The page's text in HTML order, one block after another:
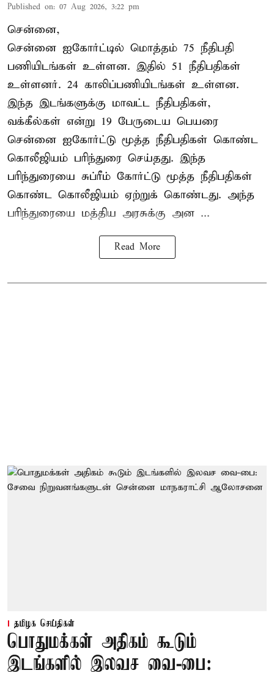
Published on: 07 Aug 2026, 3:22 pm
சென்னை,
சென்னை ஐகோர்ட்டில் மொத்தம் 75 நீதிபதி
பணியிடங்கள் உள்ளன. இதில் 51 நீதிபதிகள்
உள்ளனர். 24 காலிப்பணியிடங்கள் உள்ளன.
இந்த இடங்களுக்கு மாவட்ட நீதிபதிகள்,
வக்கீல்கள் என்று 19 பேருடைய பெயரை
சென்னை ஐகோர்ட்டு மூத்த நீதிபதிகள் கொண்ட
கொலீஜியம் பரிந்துரை செய்தது. இந்த
பரிந்துரையை சுப்ரீம் கோர்ட்டு மூத்த நீதிபதிகள்
கொண்ட கொலீஜியம் ஏற்றுக் கொண்டது. அந்த
பரிந்துரையை மத்திய அரசுக்கு அன ...
Read More
தமிழக செய்திகள்
பொதுமக்கள் அதிகம் கூடும்
இடங்களில் இலவச வை-பை: